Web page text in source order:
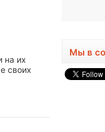
на их
своих
Мы в